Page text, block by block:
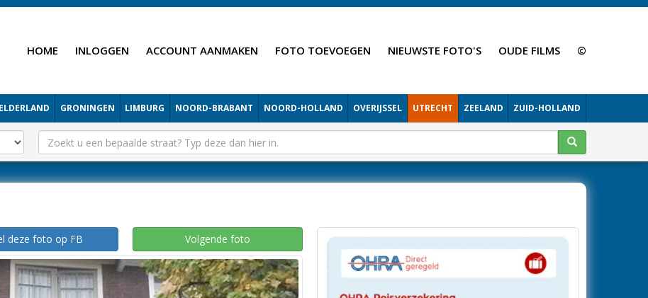
HOME INLOGGEN ACCOUNT AANMAKEN FOTO TOEVOEGEN NIEUWSTE FOTO'S OUDE FILMS ©
GRONINGEN LIMBURG NOORD-BRABANT NOORD-HOLLAND OVERIJSSEL UTRECHT ZEELAND ZUID-HOLLAND
deze foto op FB Volgende foto